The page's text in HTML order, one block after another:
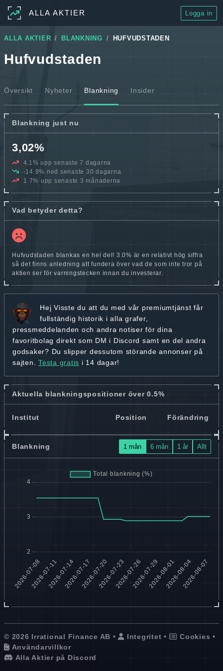
ALLA AKTIER Logga in
ALLA AKTIER BLANKNING HUFVUDSTADEN
Hufvudstaden
Översikt Nyheter Blankning Insider
Blankning just nu
3,02%
4.1% upp senaste 7 dagarna
-14.9% ned senaste 30 dagarna
1.7% upp senaste 3 månaderna
Vad betyder detta?
Hufvudstaden blankas en hel del! 3.0% är en relativt hög siffra
så det finns anledning att fundera över vad de som inte tror på
aktien ser för varningstecken innan du investerar.
Hej Visste du att du med vår premiumtjänst får
fullständig historik i alla grafer,
pressmeddelanden och andra notiser för dina
favoritbolag direkt som DM i Discord samt en del andra
godsaker? Du slipper dessutom störande annonser på
sajten. Testa gratis i 14 dagar!
Aktuella blankningspositioner över 0.5%
Institut Position Förändring
Blankning 1 mån 6 mån 1 år Allt
© 2026 Irrational Finance AB • Integritet • Cookies •
Användarvillkor
Alla Aktier på Discord